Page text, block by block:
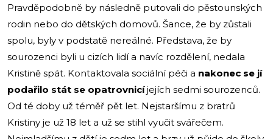
Pravděpodobně by následně putovali do pěstounských
rodin nebo do dětských domovů. Šance, že by zůstali
spolu, byly v podstatě nereálné. Představa, že by
sourozenci byli u cizích lidí a navíc rozdělení, nedala
Kristině spát. Kontaktovala sociální péči a nakonec se jí
podařilo stát se opatrovnicíjejích sedmi sourozenců.
Od té doby už téměř pět let. Nejstaršímu z bratrů
Kristiny je už 18 let a už se stihl vyučit svářečem.